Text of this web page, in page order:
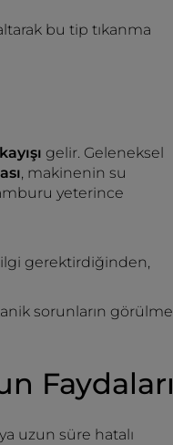
bu tip tıkanma
gelir. Geleneksel
, makinenin su
yeterince
gerektirdiğinden,
sorunların görülme
Faydaları
uzun süre hatalı